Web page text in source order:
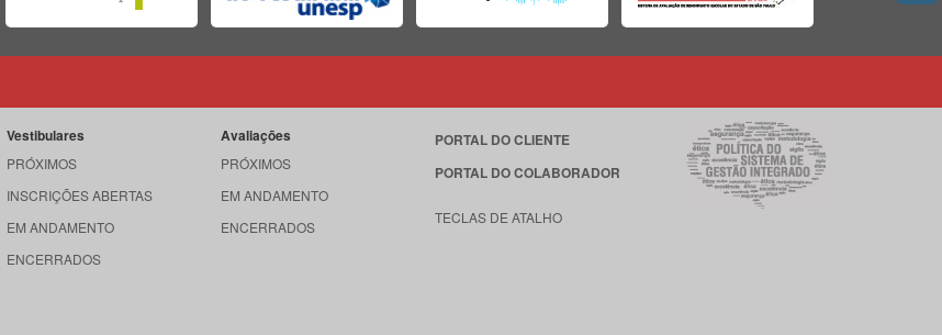
Vestibulares
PRÓXIMOS
INSCRIÇÕES ABERTAS
EM ANDAMENTO
ENCERRADOS
Avaliações
PRÓXIMOS
EM ANDAMENTO
ENCERRADOS
PORTAL DO CLIENTE
PORTAL DO COLABORADOR
TECLAS DE ATALHO